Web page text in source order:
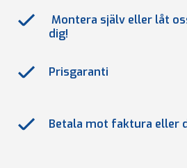
Montera själv eller låt
dig!
Prisgaranti
Betala mot faktura eller